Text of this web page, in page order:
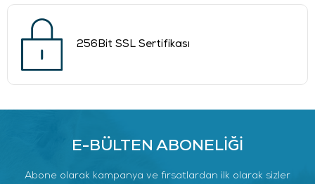
256Bit SSL Sertifikası
E-BÜLTEN ABONELİĞİ
Abone olarak kampanya ve fırsatlardan ilk olarak sizler